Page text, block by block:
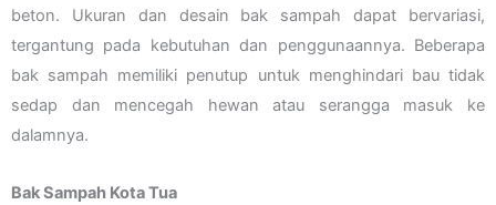
beton. Ukuran dan desain bak sampah dapat bervariasi,
tergantung pada kebutuhan dan penggunaannya. Beberapa
bak sampah memiliki penutup untuk menghindari bau tidak
sedap dan mencegah hewan atau serangga masuk ke
dalamnya.
Bak Sampah Kota Tua